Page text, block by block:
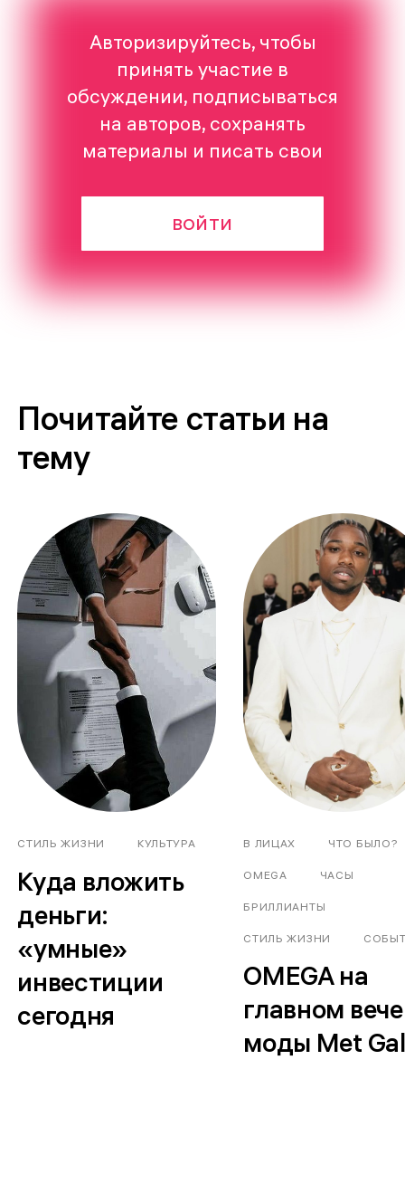
Авторизируйтесь, чтобы
принять участие в
обсуждении, подписываться
на авторов, сохранять
материалы и писать свои
ВОЙТИ
Почитайте статьи на
тему
СТИЛЬ ЖИЗНИ КУЛЬТУРА
Куда вложить
деньги:
«умные»
инвестиции
сегодня
В ЛИЦАХ ЧТО БЫЛО?
OMEGA ЧАСЫ
БРИЛЛИАНТЫ
СТИЛЬ ЖИЗНИ
OMEGA на
главном
моды Met